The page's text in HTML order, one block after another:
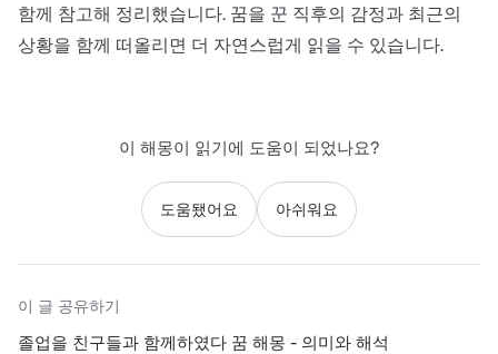
함께 참고해 정리했습니다. 꿈을 꾼 직후의 감정과 최근의
상황을 함께 떠올리면 더 자연스럽게 읽을 수 있습니다.
이 해몽이 읽기에 도움이 되었나요?
도움됐어요 아쉬워요
이 글 공유하기
졸업을 친구들과 함께하였다 꿈 해몽 - 의미와 해석